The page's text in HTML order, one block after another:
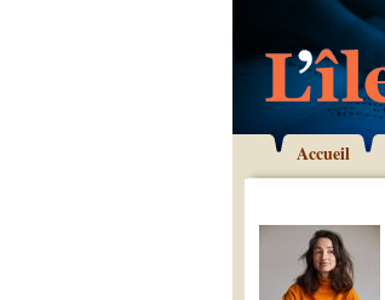
Accueil